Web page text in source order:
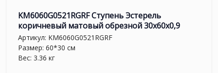
KM6060G0521RGRF Ступень Эстерель
коричневый матовый обрезной 30x60x0,9
Артикул: KM6060G0521RGRF
Размер: 60*30 см
Вес: 3.36 кг